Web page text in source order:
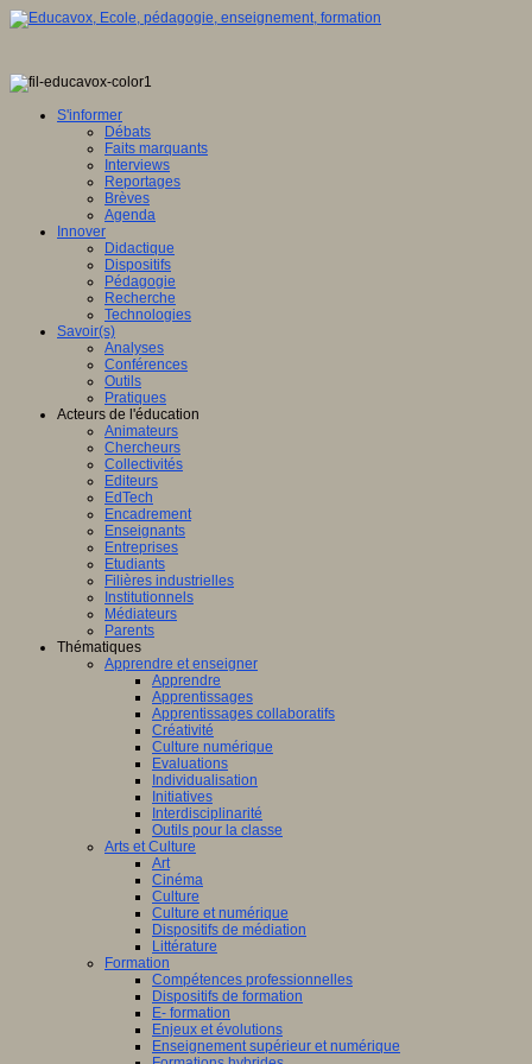
S'informer
Débats
Faits marquants
Interviews
Reportages
Brèves
Agenda
Innover
Didactique
Dispositifs
Pédagogie
Recherche
Technologies
Savoir(s)
Analyses
Conférences
Outils
Pratiques
Acteurs de l'éducation
Animateurs
Chercheurs
Collectivités
Editeurs
EdTech
Encadrement
Enseignants
Entreprises
Etudiants
Filières industrielles
Institutionnels
Médiateurs
Parents
Thématiques
Apprendre et enseigner
Apprendre
Apprentissages
Apprentissages collaboratifs
Créativité
Culture numérique
Evaluations
Individualisation
Initiatives
Interdisciplinarité
Outils pour la classe
Arts et Culture
Art
Cinéma
Culture
Culture et numérique
Dispositifs de médiation
Littérature
Formation
Compétences professionnelles
Dispositifs de formation
E- formation
Enjeux et évolutions
Enseignement supérieur et numérique